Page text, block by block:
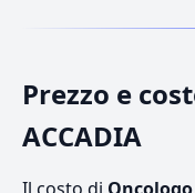
Prezzo e
ACCADIA
Il costo di Oncologo